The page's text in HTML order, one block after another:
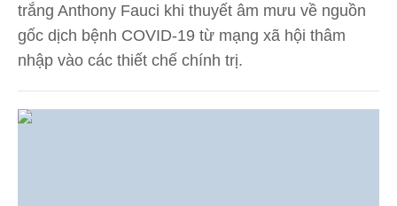
trắng Anthony Fauci khi thuyết âm mưu về nguồn
gốc dịch bệnh COVID-19 từ mạng xã hội thâm
nhập vào các thiết chế chính trị.